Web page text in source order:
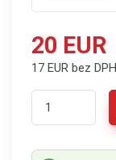
20 EUR
17 EUR bez DPH